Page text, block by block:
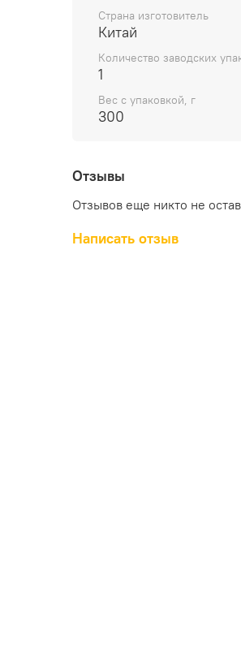
Страна изготовитель
Китай
Количество заводских
1
Вес с упаковкой, г
300
Отзывы
Отзывов еще никто не
Написать отзыв